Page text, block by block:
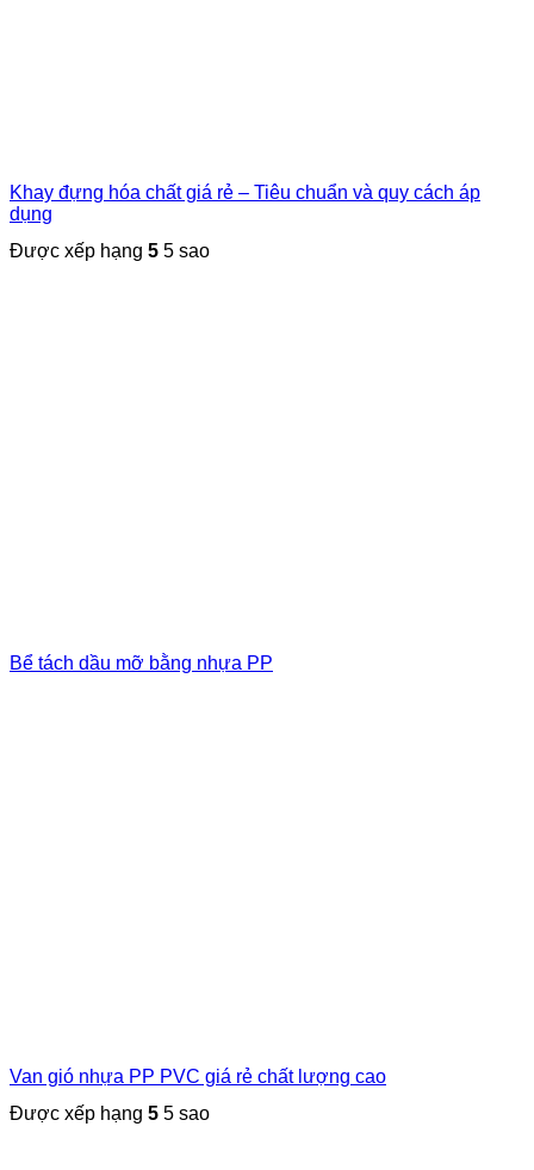
Khay đựng hóa chất giá rẻ – Tiêu chuẩn và quy cách áp
dụng
Được xếp hạng 5 5 sao
Bể tách dầu mỡ bằng nhựa PP
Van gió nhựa PP PVC giá rẻ chất lượng cao
Được xếp hạng 5 5 sao